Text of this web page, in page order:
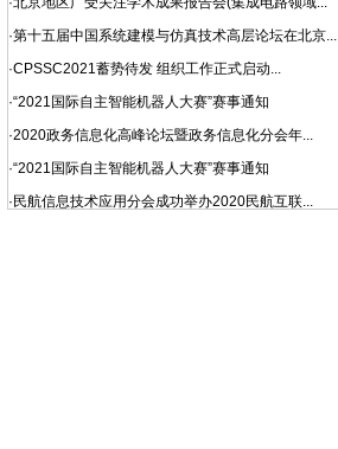
·第十五届中国系统建模与仿真技术高层论坛在北京...
·CPSSC2021蓄势待发 组织工作正式启动...
·“2021国际自主智能机器人大赛”赛事通知
·2020政务信息化高峰论坛暨政务信息化分会年...
·“2021国际自主智能机器人大赛”赛事通知
· 民航信息技术应用分会成功举办2020民航互联...